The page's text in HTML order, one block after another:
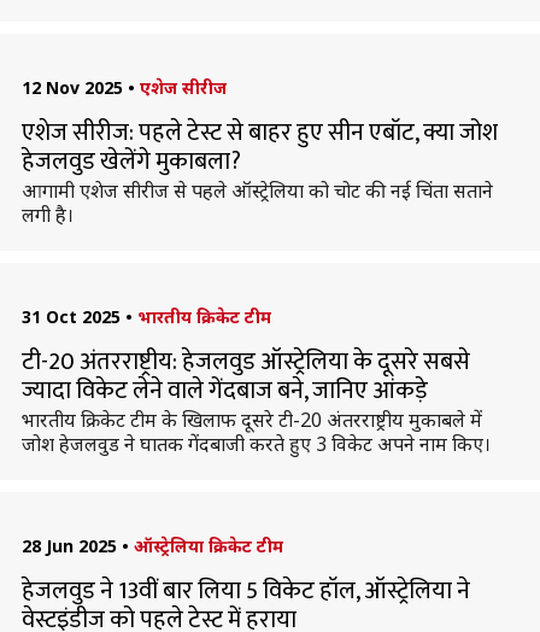
12 Nov 2025 • एशेज सीरीज
एशेज सीरीज: पहले टेस्ट से बाहर हुए सीन एबॉट, क्या जोश
हेजलवुड खेलेंगे मुकाबला?
आगामी एशेज सीरीज से पहले ऑस्ट्रेलिया को चोट की नई चिंता सताने
लगी है।
31 Oct 2025 • भारतीय क्रिकेट टीम
टी-20 अंतरराष्ट्रीय: हेजलवुड ऑस्ट्रेलिया के दूसरे सबसे
ज्यादा विकेट लेने वाले गेंदबाज बने, जानिए आंकड़े
भारतीय क्रिकेट टीम के खिलाफ दूसरे टी-20 अंतरराष्ट्रीय मुकाबले में
जोश हेजलवुड ने घातक गेंदबाजी करते हुए 3 विकेट अपने नाम किए।
28 Jun 2025 • ऑस्ट्रेलिया क्रिकेट टीम
हेजलवुड ने 13वीं बार लिया 5 विकेट हॉल, ऑस्ट्रेलिया ने
वेस्टइंडीज को पहले टेस्ट में हराया